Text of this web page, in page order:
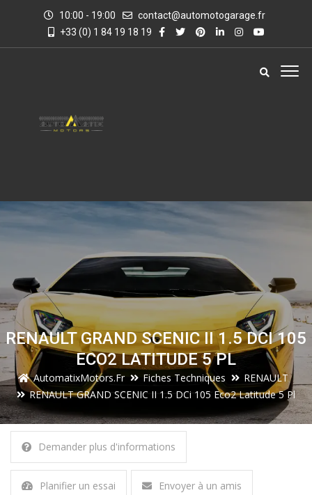
10:00 - 19:00
contact@automotogarage.fr
+33 (0) 1 84 19 18 19
RENAULT GRAND SCENIC II 1.5 DCI 105
ECO2 LATITUDE 5 PL
AutomatixMotors.fr Fiches Techniques
RENAULT
RENAULT GRAND SCENIC II 1.5 DCi 105 Eco2 Latitude 5 Pl
Demander plus d'informations
Planifier un essai Envoyer à un amis